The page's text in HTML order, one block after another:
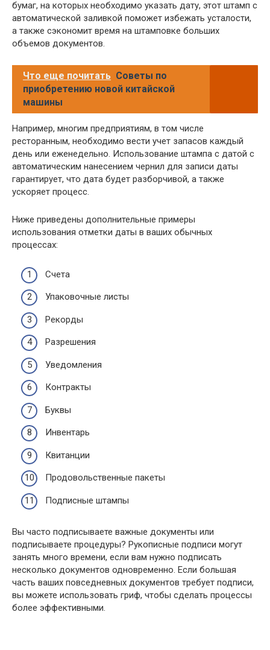
бумаг, на которых необходимо указать дату, этот штамп с
автоматической заливкой поможет избежать усталости,
а также сэкономит время на штамповке больших
объемов документов.
Что еще почитать Советы по
приобретению новой китайской
машины
Например, многим предприятиям, в том числе
ресторанным, необходимо вести учет запасов каждый
день или еженедельно. Использование штампа с датой с
автоматическим нанесением чернил для записи даты
гарантирует, что дата будет разборчивой, а также
ускоряет процесс.
Ниже приведены дополнительные примеры
использования отметки даты в ваших обычных
процессах:
Счета
Упаковочные листы
Рекорды
Разрешения
Уведомления
Контракты
Буквы
Инвентарь
Квитанции
Продовольственные пакеты
Подписные штампы
Вы часто подписываете важные документы или
подписываете процедуры? Рукописные подписи могут
занять много времени, если вам нужно подписать
несколько документов одновременно. Если большая
часть ваших повседневных документов требует подписи,
вы можете использовать гриф, чтобы сделать процессы
более эффективными.